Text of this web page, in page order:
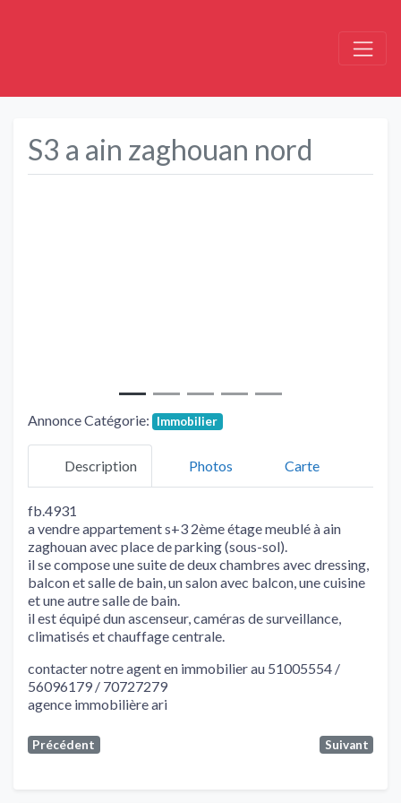
S3 a ain zaghouan nord
Annonce Catégorie: Immobilier
Description Photos Carte
fb.4931
a vendre appartement s+3 2ème étage meublé à ain
zaghouan avec place de parking (sous-sol).
il se compose une suite de deux chambres avec dressing,
balcon et salle de bain, un salon avec balcon, une cuisine
et une autre salle de bain.
il est équipé dun ascenseur, caméras de surveillance,
climatisés et chauffage centrale.
contacter notre agent en immobilier au 51005554 /
56096179 / 70727279
agence immobilière ari
Précédent Suivant